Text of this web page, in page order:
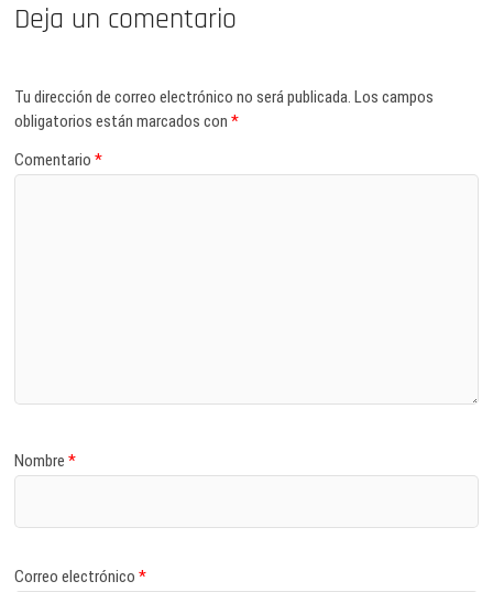
Deja un comentario
Tu dirección de correo electrónico no será publicada. Los campos
obligatorios están marcados con*
Comentario*
Nombre*
Correo electrónico*